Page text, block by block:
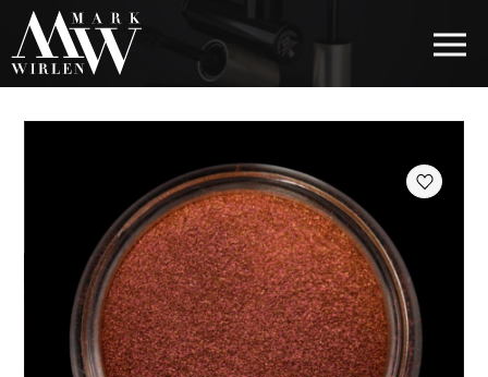
EUR
BEST SELLERS
KOSMETYKI DO WŁOSÓW
PIELĘGNACJA OCZU
KOSMETYKI DO BRWI